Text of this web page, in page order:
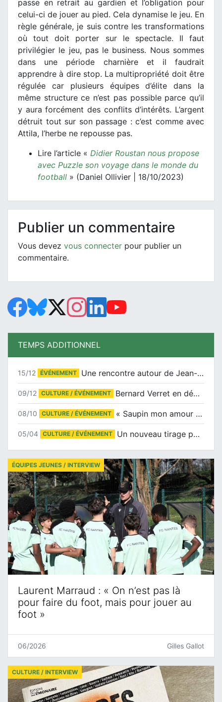
passe en retrait au gardien et l’obligation pour
celui-ci de jouer au pied. Cela dynamise le jeu. En
règle générale, je suis contre les transformations
où tout doit porter sur le spectacle. Il faut
privilégier le jeu, pas le business. Nous sommes
dans une période charnière et il faudrait
apprendre à dire stop. La multipropriété doit être
régulée car plusieurs équipes d’élite dans la
même structure ce n’est pas possible parce qu’il
y aura forcément des conflits d’intérêts. L’argent
détruit tout sur son passage : c’est comme avec
Attila, l’herbe ne repousse pas.
Lire l’article « Didier Roustan nous propose
avec Puzzle son voyage dans le monde du
football » (Daniel Ollivier | 18/10/2023)
Publier un commentaire
Vous devez vous connecter pour publier un
commentaire.
TEMPS ADDITIONNEL
15/12 ÉVÉNEMENT Une rencontre autour de Jean-Claude Suaudeau
09/12 CULTURE / ÉVÉNEMENT Bernard Verret en dédicaces le samedi 13 décembre à l’Espace Culturel Atlantis
08/10 CULTURE / ÉVÉNEMENT « Saupin mon amour » au salon du livre de Trentemoult
05/04 CULTURE / ÉVÉNEMENT Un nouveau tirage pour le Docu-BD
Laurent Marraud : « On n’est pas là
pour faire du foot, mais pour jouer au
foot »
ÉQUIPES JEUNES / INTERVIEW
06/2026 Gilles Gallot
CULTURE / INTERVIEW